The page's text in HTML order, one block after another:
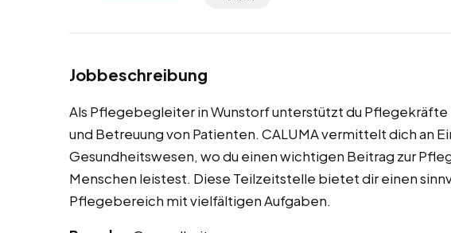
Jobbeschreibung
Als Pflegebegleiter in Wunstorf unterstützt du
und Betreuung von Patienten. CALUMA vermittelt dich an
Gesundheitswesen, wo du einen wichtigen Beitrag zur
Menschen leistest. Diese Teilzeitstelle bietet dir einen
Pflegebereich mit vielfältigen Aufgaben.